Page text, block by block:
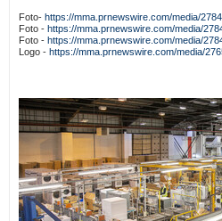
Foto- https://mma.prnewswire.com/media/
Foto - https://mma.prnewswire.com/media/
Foto - https://mma.prnewswire.com/media/
Logo - https://mma.prnewswire.com/media/